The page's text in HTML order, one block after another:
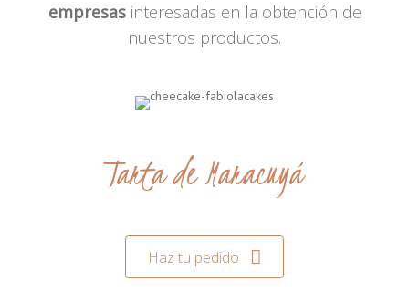
empresasinteresadas en la obtención de
nuestros productos.
Tarta de Maracuyá
Haz tu pedido